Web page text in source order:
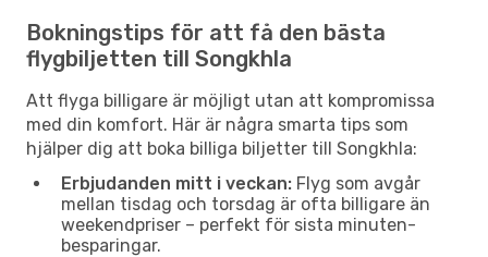
Bokningstips för att få den bästa
flygbiljetten till Songkhla
Att flyga billigare är möjligt utan att kompromissa
med din komfort. Här är några smarta tips som
hjälper dig att boka billiga biljetter till Songkhla:
Erbjudanden mitt i veckan: Flyg som avgår
mellan tisdag och torsdag är ofta billigare än
weekendpriser – perfekt för sista minuten-
besparingar.